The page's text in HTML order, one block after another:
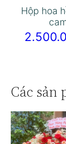
Hộp hoa
Các sản